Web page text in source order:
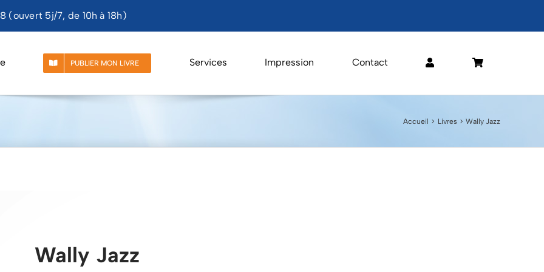
(ouvert 5j/7, de 10h à 18h)
PUBLIER MON LIVRE Services Impression Contact
Accueil Livres Wally Jazz
Wally Jazz